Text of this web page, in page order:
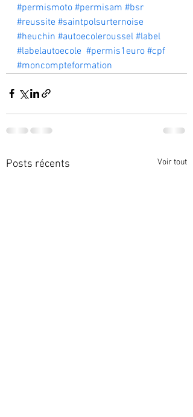
#permismoto #permisam #bsr
#reussite #saintpolsurternoise
#heuchin #autoecoleroussel #label
#labelautoecole #permis1euro #cpf
#moncompteformation
Posts récents Voir tout